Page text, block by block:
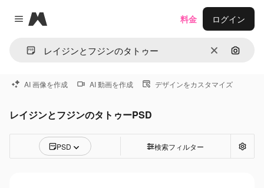
Close menu
Magnific
消去 画像で
料金 ログイン
AI 画像を作成 AI 動画を作成 デザインをカスタマイズ
レイジンとフジンのタトゥーPSD
PSD 検索フィルター